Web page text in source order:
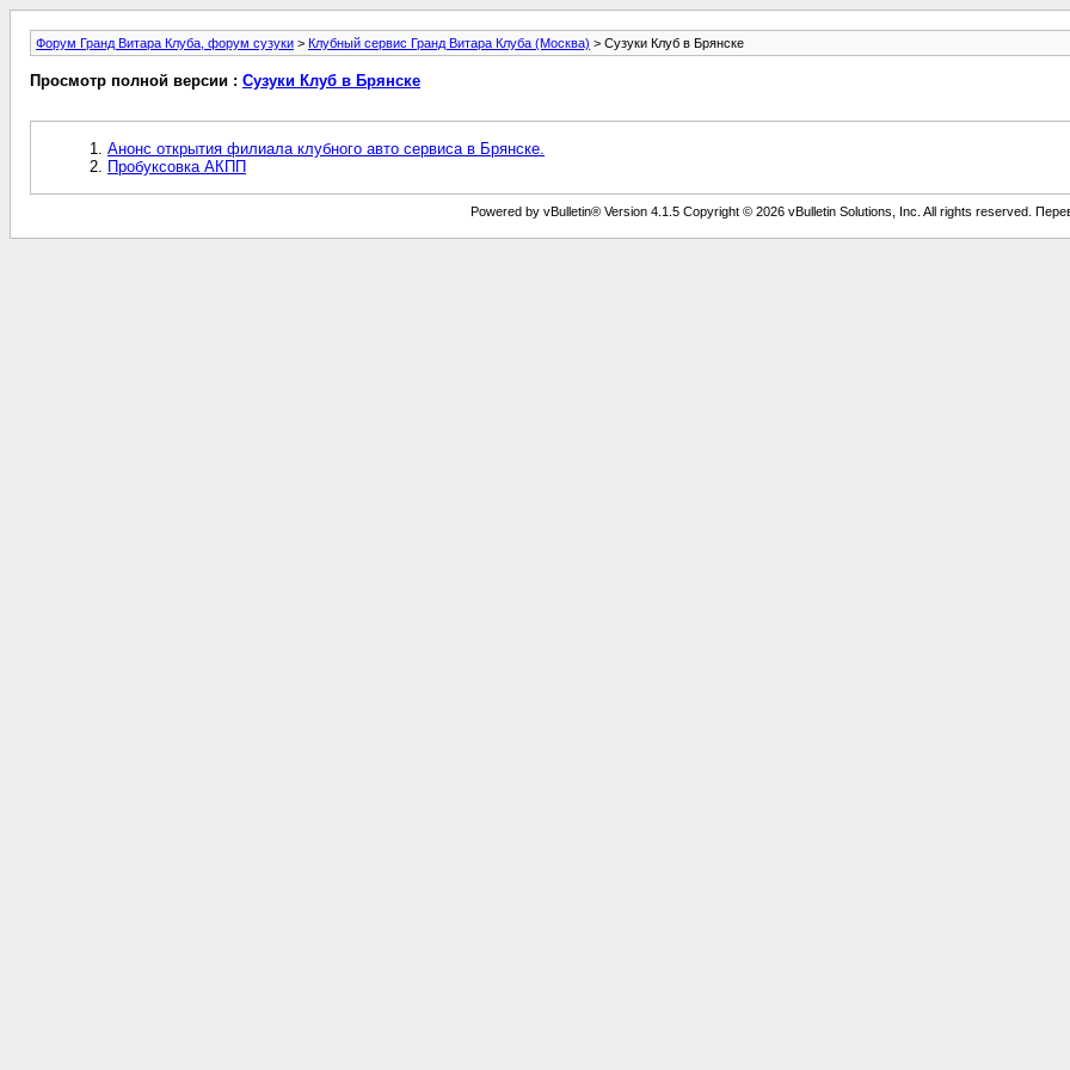
Форум Гранд Витара Клуба, форум сузуки > Клубный сервис Гранд Витара Клуба (Москва) > Сузуки Клуб в Брянске
Просмотр полной версии : Сузуки Клуб в Брянске
Анонс открытия филиала клубного авто сервиса в Брянске.
Пробуксовка АКПП
Powered by vBulletin® Version 4.1.5 Copyright © 2026 vBulletin Solutions, Inc. All rights reserved.